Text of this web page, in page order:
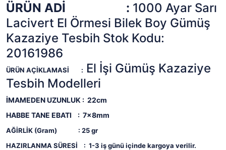
ÜRÜN ADİ : 1000 Ayar Sarı
Lacivert El Örmesi Bilek Boy Gümüş
Kazaziye Tesbih Stok Kodu:
20161986
ÜRÜN AÇİKLAMASİ : El İşi Gümüş Kazaziye
Tesbih Modelleri
İMAMEDEN UZUNLUK : 22cm
HABBE TANE EBATI : 7x8mm
AĞİRLİK (Gram) : 25gr
HAZIRLANMA SÜRESİ
: 1-3 iş günü içinde kargoya verilir.